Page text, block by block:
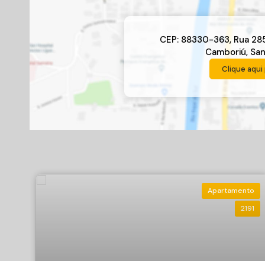
CEP: 88330-363, Rua
Camboriú,
Clique aqui
Apartamento
2191